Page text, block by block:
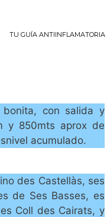
TU GUÍA ANTIINFLAMATORIA
con salida y
y 850mts aprox de
acumulado.
des Castellàs, ses
de Ses Basses, es
Coll des Cairats, y